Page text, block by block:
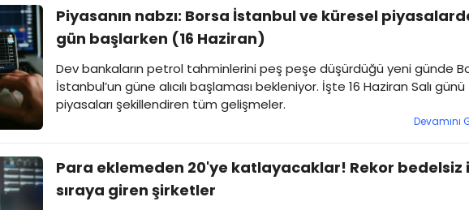
Piyasanın nabzı: Borsa İstanbul ve küresel
gün başlarken (16 Haziran)
Dev bankaların petrol tahminlerini peş peşe düşürdüğü yeni günde
İstanbul’un güne alıcılı başlaması bekleniyor. İşte 16 Haziran Salı günü
piyasaları şekillendiren tüm gelişmeler.
Devamını
Para eklemeden 20'ye katlayacaklar! Rekor bedelsiz
sıraya giren şirketler